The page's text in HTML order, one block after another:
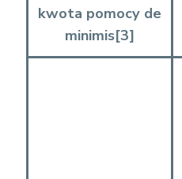
kwota pomocy de
minimis[3]